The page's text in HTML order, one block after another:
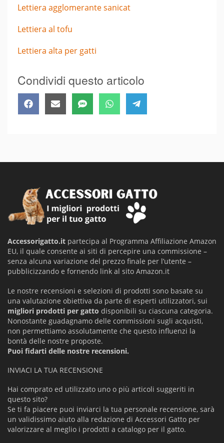
Lettiera agglomerante sanicat
Lettiera al tofu
Lettiera alta per gatti
Condividi questo articolo
Share
on
FacebookShare
on
Email Share
on
SMS Share
on
WhatsAppShare
on
Accessorigatto.it partecipa al Programma Affiliazione Amazon
EU, il quale consente ai siti di percepire una commissione –
senza alcuna variazione del prezzo finale per l’utente –
pubblicizzando e fornendo link al sito Amazon.it
Le nostre recensioni e selezioni di prodotti sono basate su
una valutazione obiettiva da parte di esperti utilizzatori, sui
migliori prodotti per gatto disponibili su ciascuna categoria.
Nonostante guadagnamo delle commissioni sugli acquisti,
non permettiamo assolutamente che questo influenzi la
bontà delle nostre proposte.
Puoi fidarti delle nostre recensioni.
INVIACI LA TUA RECENSIONE
Hai comprato ed utilizzato uno o più articoli suggeriti in
questo sito?
Se ti fa piacere puoi inviarci la tua personale recensione, sarà
un validissimo aiuto alla redazione di Accessori Gatto per
valorizzare al meglio i prodotti a catalogo per il gatto.